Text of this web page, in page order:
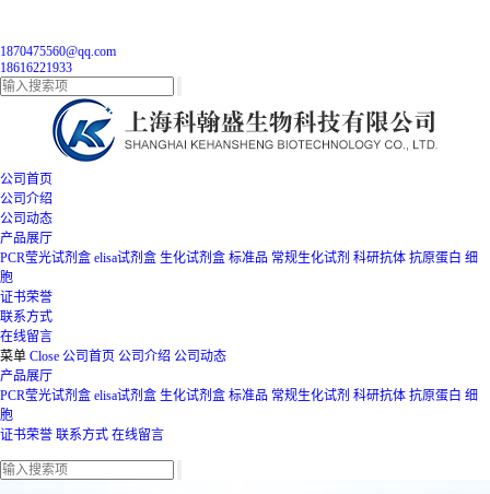
1870475560@qq.com
18616221933
公司首页
公司介绍
公司动态
产品展厅
PCR莹光试剂盒 elisa试剂盒 生化试剂盒 标准品 常规生化试剂 科研抗体 抗原蛋白 细
胞
证书荣誉
联系方式
在线留言
菜单 Close 公司首页 公司介绍 公司动态
产品展厅
PCR莹光试剂盒 elisa试剂盒 生化试剂盒 标准品 常规生化试剂 科研抗体 抗原蛋白 细
胞
证书荣誉 联系方式 在线留言